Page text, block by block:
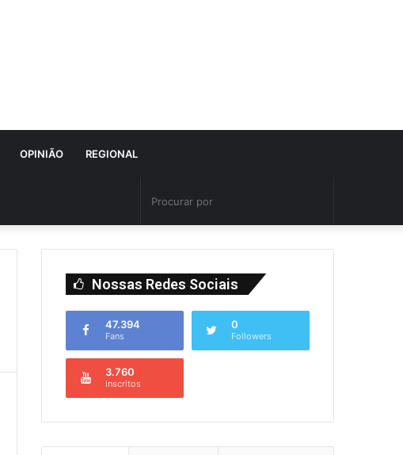
OPINIÃO REGIONAL
Nossas Redes Sociais
47.394
Fans
0
Followers
3.760
Inscritos